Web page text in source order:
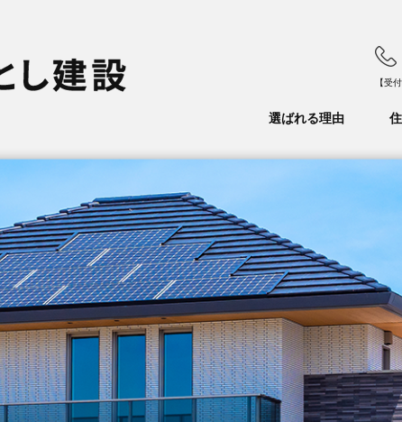
【受
選ばれる理由